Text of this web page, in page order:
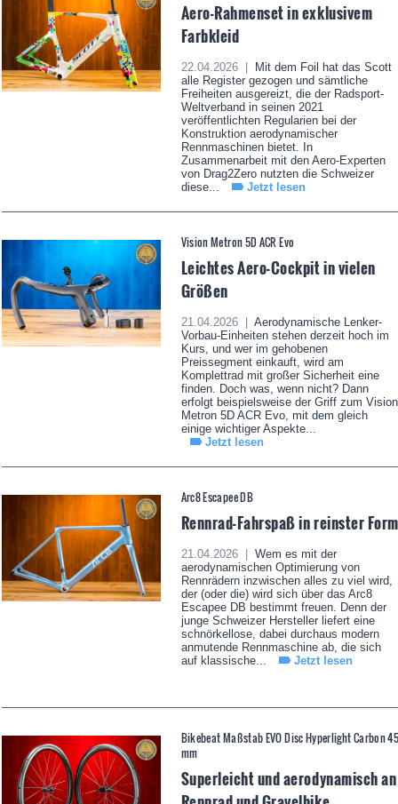
Aero-Rahmenset in exklusivem
Farbkleid
22.04.2026 |
Mit dem Foil hat das Scott
alle Register gezogen und sämtliche
Freiheiten ausgereizt, die der Radsport-
Weltverband in seinen 2021
veröffentlichten Regularien bei der
Konstruktion aerodynamischer
Rennmaschinen bietet. In
Zusammenarbeit mit den Aero-Experten
von Drag2Zero nutzten die Schweizer
diese...
Jetzt lesen
Vision Metron 5D ACR Evo
Leichtes Aero-Cockpit in vielen
Größen
21.04.2026 |
Aerodynamische Lenker-
Vorbau-Einheiten stehen derzeit hoch im
Kurs, und wer im gehobenen
Preissegment einkauft, wird am
Komplettrad mit großer Sicherheit eine
finden. Doch was, wenn nicht? Dann
erfolgt beispielsweise der Griff zum Vision
Metron 5D ACR Evo, mit dem gleich
einige wichtiger Aspekte...
Jetzt lesen
Arc8 Escapee DB
Rennrad-Fahrspaß in reinster Form
21.04.2026 |
Wem es mit der
aerodynamischen Optimierung von
Rennrädern inzwischen alles zu viel wird,
der (oder die) wird sich über das Arc8
Escapee DB bestimmt freuen. Denn der
junge Schweizer Hersteller liefert eine
schnörkellose, dabei durchaus modern
anmutende Rennmaschine ab, die sich
auf klassische...
Jetzt lesen
Bikebeat Maßstab EVO Disc Hyperlight Carbon
mm
Superleicht und aerodynamisch an